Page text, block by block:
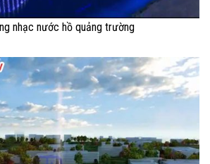
nhạc nước hồ quảng trường